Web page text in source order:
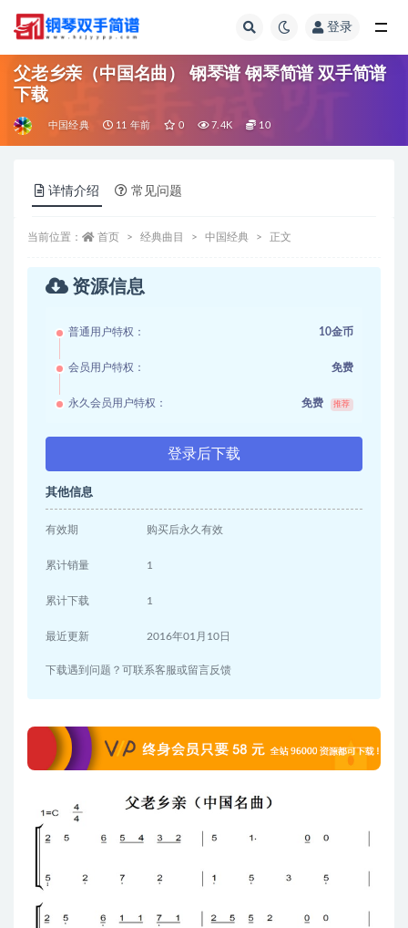
登录
父老乡亲（中国名曲） 钢琴谱 钢琴简谱 双手简谱
下载
中国经典 11 年前 0 7.4K 10
详情介绍 常见问题
当前位置： 首页 经典曲目 中国经典 正文
资源信息
普通用户特权： 10金币
会员用户特权： 免费
永久会员用户特权： 免费 推荐
登录后下载
其他信息
有效期 购买后永久有效
累计销量 1
累计下载 1
最近更新 2016年01月10日
下载遇到问题？可联系客服或留言反馈